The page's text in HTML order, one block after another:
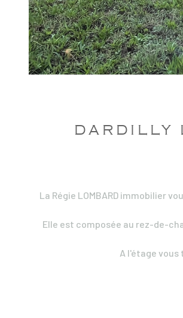
DARDILLY
La Régie LOMBARD immobilier
Elle est composée au rez-de-
A l'étage vous